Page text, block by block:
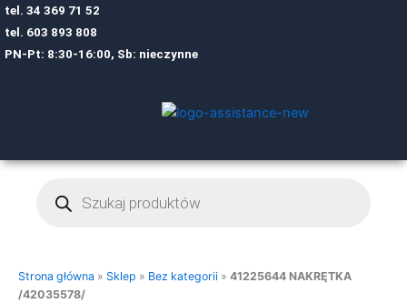
tel. 34 369 71 52
tel. 603 893 808
PN-Pt: 8:30-16:00, Sb: nieczynne
produktów
Strona główna » Sklep » Bez kategorii » 41225644 NAKRĘTKA
/42035578/